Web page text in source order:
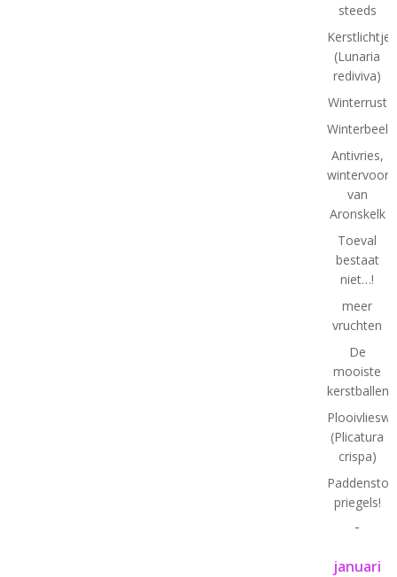
steeds
Kerstlichtjes
(Lunaria
rediviva)
Winterrust
Antivries,
van
Aronskelk
Toeval
bestaat
niet…!
meer
vruchten
De
mooiste
kerstballen
(Plicatura
crispa)
priegels!
-
januari